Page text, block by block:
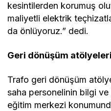
kesintilerden korumuş
maliyetli elektrik
da önlüyoruz.” dedi.
Geri dönüşüm
Trafo geri dönüşüm
saha personelinin bilgi ve
eğitim merkezi